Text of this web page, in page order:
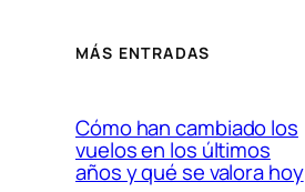
MÁS ENTRADAS
Cómo han cambiado los
vuelos en los últimos
años y qué se valora hoy